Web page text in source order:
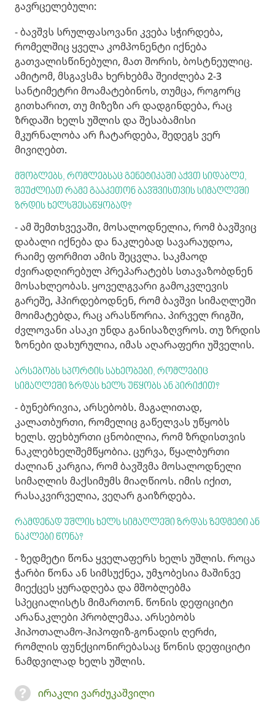
გავრცელებული:
- ბავშვს სრულფასოვანი კვება სჭირდება,
რომელშიც ყველა კომპონენტი იქნება
გათვალისწინებული, მათ შორის, ბოსტნეულიც.
ამიტომ, მსგავსმა ხერხებმა შეიძლება 2-3
სანტიმეტრი მოამატებინოს, თუმცა, როგორც
გითხარით, თუ მიზეზი არ დადგინდება, რაც
ზრდაში ხელს უშლის და შესაბამისი
მკურნალობა არ ჩატარდება, შედეგს ვერ
მივიღებთ.
მშობლებს, რომლებსაც გენეტიკაში აქვთ სიდაბლე,
შეუძლიათ რამე გააკეთონ ბავშვისთვის სიმაღლეში
ზრდის ხელსშესაწყობად?
- ამ შემთხვევაში, მოსალოდნელია, რომ ბავშვიც
დაბალი იქნება და ნაკლებად სავარაუდოა,
რაიმე ფორმით ამის შეცვლა. საკმაოდ
ძვირადღირებულ პრეპარატებს სთავაზობდნენ
მოსახლეობას. ყოველგვარი გამოკვლევის
გარეშე, ჰპირდებოდნენ, რომ ბავშვი სიმაღლეში
მოიმატებდა, რაც არასწორია. პირველ რიგში,
ძვლოვანი ასაკი უნდა განისაზღვროს. თუ ზრდის
ზონები დახურულია, იმას აღარაფერი უშველის.
არსებობს სპორტის სახეობები, რომლებიც
სიმაღლეში ზრდას ხელს უწყობს ან პირიქით?
- ბუნებრივია, არსებობს. მაგალითად,
კალათბურთი, რომელიც გაწელვას უწყობს
ხელს. ფეხბურთი ცნობილია, რომ ზრდისთვის
ნაკლებხელშემწყობია. ცურვა, წყალბურთი
ძალიან კარგია, რომ ბავშვმა მოსალოდნელი
სიმაღლის მაქსიმუმს მიაღწიოს. იმის იქით,
რასაკვირველია, ვეღარ გაიზრდება.
რამდენად უშლის ხელს სიმაღლეში ზრდას ზედმეტი ან
ნაკლები წონა?
- ზედმეტი წონა ყველაფერს ხელს უშლის. როცა
ჭარბი წონა ან სიმსუქნეა, უმჯობესია მაშინვე
მიექცეს ყურადღება და მშობლებმა
სპეციალისტს მიმართონ. წონის დეფიციტი
არანაკლები პრობლემაა. არსებობს
ჰიპოთალამო-ჰიპოფიზ-გონადის ღერძი,
რომლის ფუნქციონირებასაც წონის დეფიციტი
ნამდვილად ხელს უშლის.
ირაკლი ვარძუკაშვილი